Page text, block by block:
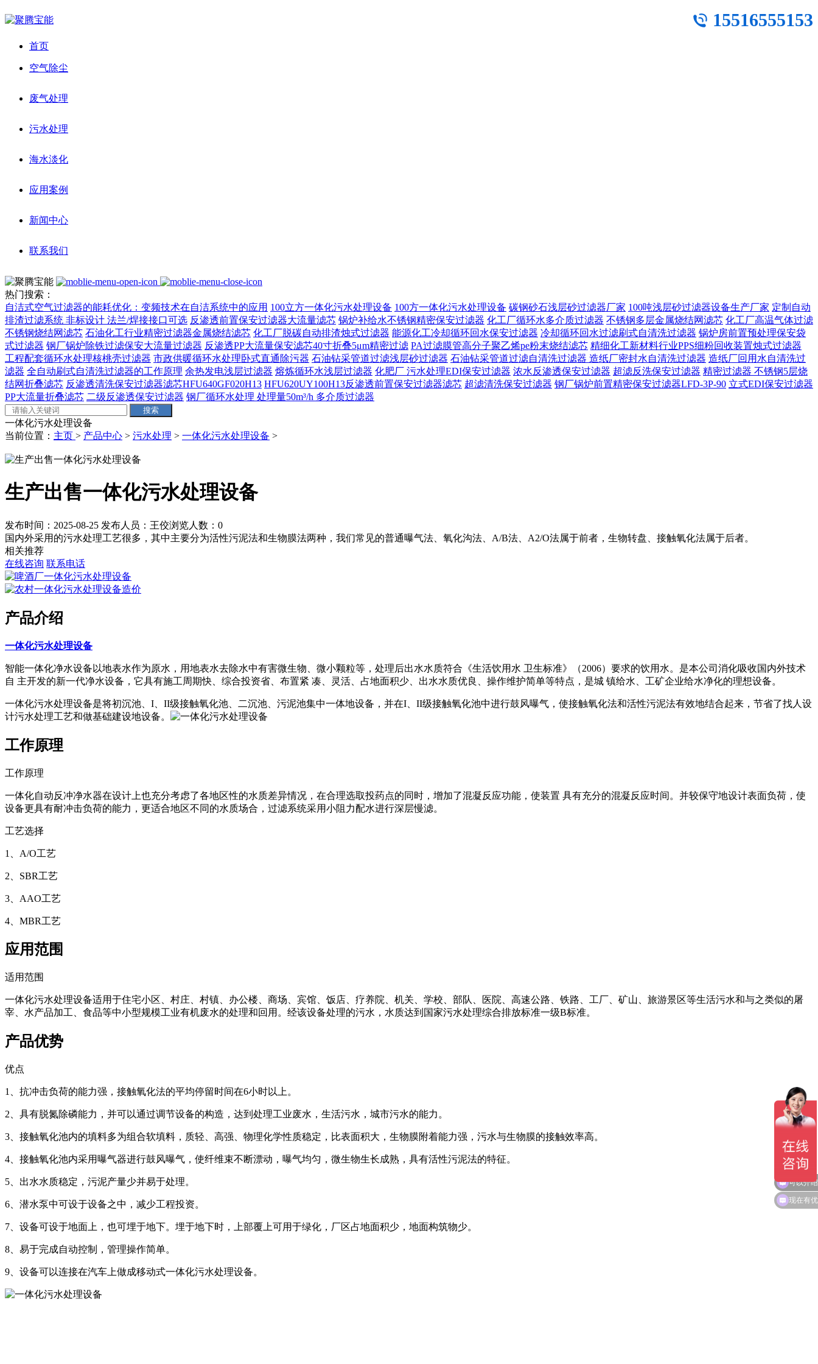
15516555153
首页
空气除尘
废气处理
污水处理
海水淡化
应用案例
新闻中心
联系我们
热门搜索：
自洁式空气过滤器的能耗优化：变频技术在自洁系统中的应用 100立方一体化污水处理设备 100方一体化污水处理设备 碳钢砂石浅层砂过滤器厂家 100吨浅层砂过滤器设备生产厂家 定制自动
排渣过滤系统 非标设计 法兰/焊接接口可选‌ 反渗透前置保安过滤器大流量滤芯 锅炉补给水不锈钢精密保安过滤器 化工厂循环水多介质过滤器 不锈钢多层金属烧结网滤芯 化工厂高温气体过滤
不锈钢烧结网滤芯 石油化工行业精密过滤器金属烧结滤芯 化工厂脱碳自动排渣烛式过滤器 能源化工冷却循环回水保安过滤器 冷却循环回水过滤刷式自清洗过滤器 锅炉房前置预处理保安袋
式过滤器 钢厂锅炉除铁过滤保安大流量过滤器 反渗透PP大流量保安滤芯40寸折叠5μm精密过滤 PA过滤膜管高分子聚乙烯pe粉末烧结滤芯 精细化工新材料行业PPS细粉回收装置烛式过滤器
工程配套循环水处理核桃壳过滤器 市政供暖循环水处理卧式直通除污器 石油钻采管道过滤浅层砂过滤器 石油钻采管道过滤自清洗过滤器 造纸厂密封水自清洗过滤器 造纸厂回用水自清洗过
滤器 全自动刷式自清洗过滤器的工作原理 余热发电浅层过滤器 熔炼循环水浅层过滤器 化肥厂 污水处理EDI保安过滤器 浓水反渗透保安过滤器 超滤反洗保安过滤器 精密过滤器 不锈钢5层烧
结网折叠滤芯 反渗透清洗保安过滤器滤芯HFU640GF020H13 HFU620UY100H13反渗透前置保安过滤器滤芯 超滤清洗保安过滤器 钢厂锅炉前置精密保安过滤器LFD-3P-90 立式EDI保安过滤器
PP大流量折叠滤芯 二级反渗透保安过滤器 钢厂循环水处理 处理量50m³/h 多介质过滤器
一体化污水处理设备
当前位置： 主页 > 产品中心 > 污水处理 > 一体化污水处理设备 >
生产出售一体化污水处理设备
发布时间：2025-08-25 发布人员：王佼浏览人数： 0
国内外采用的污水处理工艺很多，其中主要分为活性污泥法和生物膜法两种，我们常见的普通曝气法、氧化沟法、A/B法、A2/O法属于前者，生物转盘、接触氧化法属于后者。
相关推荐
在线咨询 联系电话
产品介绍
一体化污水处理设备
智能一体化净水设备以地表水作为原水，用地表水去除水中有害微生物、微小颗粒等，处理后出水水质符合《生活饮用水 卫生标准》（2006）要求的饮用水。是本公司消化吸收国内外技术
自 主开发的新一代净水设备，它具有施工周期快、综合投资省、布置紧 凑、灵活、占地面积少、出水水质优良、操作维护简单等特点，是城 镇给水、工矿企业给水净化的理想设备。
一体化污水处理设备是将初沉池、I、II级接触氧化池、二沉池、污泥池集中一体地设备，并在I、II级接触氧化池中进行鼓风曝气，使接触氧化法和活性污泥法有效地结合起来，节省了找人设
计污水处理工艺和做基础建设地设备。
工作原理
工作原理
一体化自动反冲净水器在设计上也充分考虑了各地区性的水质差异情况，在合理选取投药点的同时，增加了混凝反应功能，使装置 具有充分的混凝反应时间。并较保守地设计表面负荷，使
设备更具有耐冲击负荷的能力，更适合地区不同的水质场合，过滤系统采用小阻力配水进行深层慢滤。
工艺选择
1、A/O工艺
2、SBR工艺
3、AAO工艺
4、MBR工艺
应用范围
适用范围
一体化污水处理设备适用于住宅小区、村庄、村镇、办公楼、商场、宾馆、饭店、疗养院、机关、学校、部队、医院、高速公路、铁路、工厂、矿山、旅游景区等生活污水和与之类似的屠
宰、水产品加工、食品等中小型规模工业有机废水的处理和回用。经该设备处理的污水，水质达到国家污水处理综合排放标准一级B标准。
产品优势
优点
1、抗冲击负荷的能力强，接触氧化法的平均停留时间在6小时以上。
2、具有脱氮除磷能力，并可以通过调节设备的构造，达到处理工业废水，生活污水，城市污水的能力。
3、接触氧化池内的填料多为组合软填料，质轻、高强、物理化学性质稳定，比表面积大，生物膜附着能力强，污水与生物膜的接触效率高。
4、接触氧化池内采用曝气器进行鼓风曝气，使纤维束不断漂动，曝气均匀，微生物生长成熟，具有活性污泥法的特征。
5、出水水质稳定，污泥产量少并易于处理。
6、潜水泵中可设于设备之中，减少工程投资。
7、设备可设于地面上，也可埋于地下。埋于地下时，上部覆上可用于绿化，厂区占地面积少，地面构筑物少。
8、易于完成自动控制，管理操作简单。
9、设备可以连接在汽车上做成移动式一体化污水处理设备。
可以介